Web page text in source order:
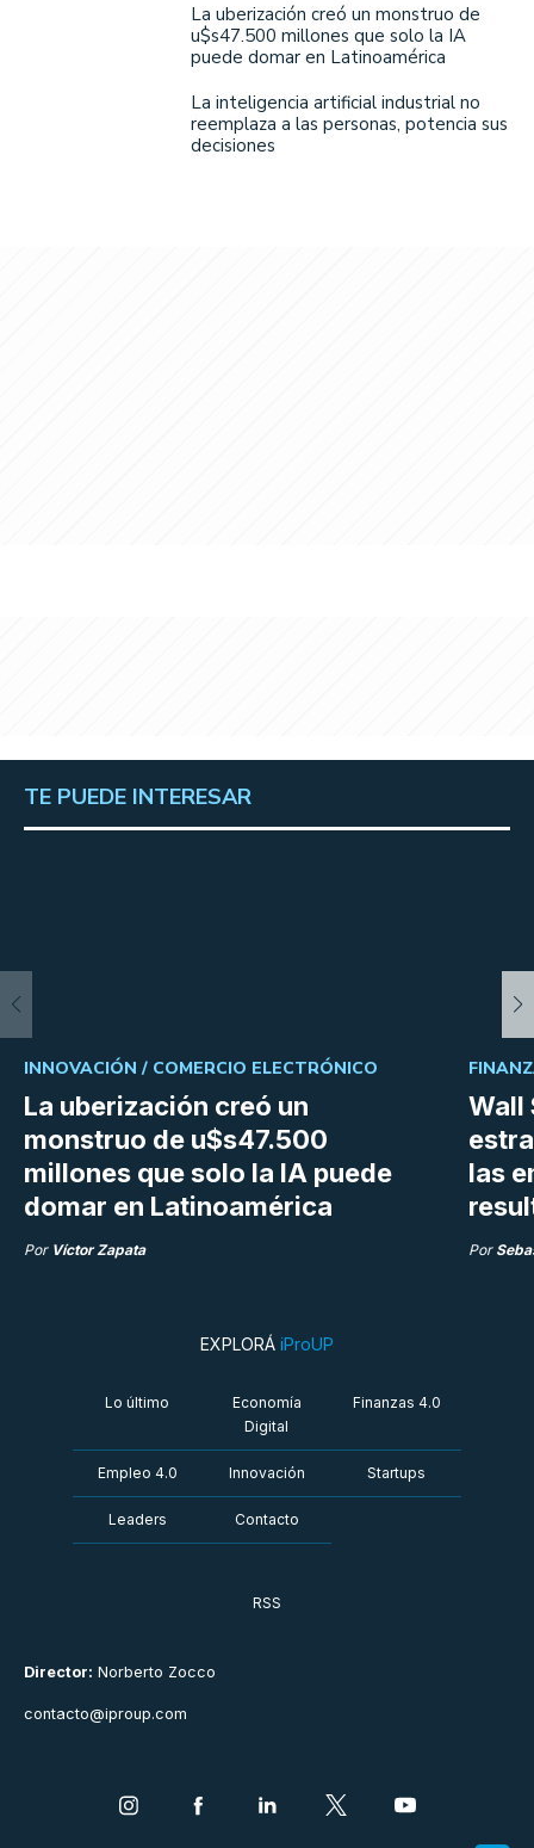
La uberización creó un monstruo de
u$s47.500 millones que solo la IA
puede domar en Latinoamérica
La inteligencia artificial industrial no
reemplaza a las personas, potencia sus
decisiones
TE PUEDE INTERESAR
La uberización creó un
monstruo de u$s47.500
millones que solo la IA puede
domar en Latinoamérica
INNOVACIÓN / COMERCIO ELECTRÓNICO
Por Víctor Zapata
Wall
las
Por
Director: Norberto Zocco
contacto@iproup.com
EXPLORÁ iProUP
Lo último
Economía
Digital
Finanzas 4.0
Empleo 4.0 Innovación Startups
Leaders Contacto
RSS